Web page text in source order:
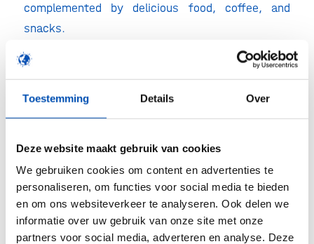
Toestemming Details Over
Deze website maakt gebruik van cookies
We gebruiken cookies om content en advertenties te
personaliseren, om functies voor social media te bieden
en om ons websiteverkeer te analyseren. Ook delen we
informatie over uw gebruik van onze site met onze
partners voor social media, adverteren en analyse. Deze
complemented by delicious food, coffee, and
snacks.
Whether you’re part of a start-up, an academic
lab, or an R&D team in the life sciences space,
this event offers an exciting opportunity
to network with peers, exchange ideas, and gain
lunch.
Spots are limited, so make sure you don’t miss
out!
Sign up here.